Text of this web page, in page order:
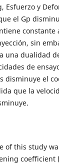
Esfuerzo y
el Gp
sin
una dualidad
de
disminuye el
que la
of this study
coefficient